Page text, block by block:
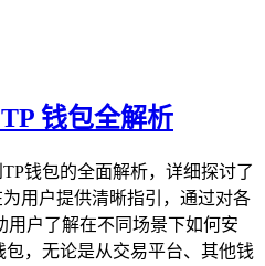
钱包全解析
钱包的全面解析，详细探讨了
用户提供清晰指引，通过对各
户了解在不同场景下如何安
，无论是从交易平台、其他钱